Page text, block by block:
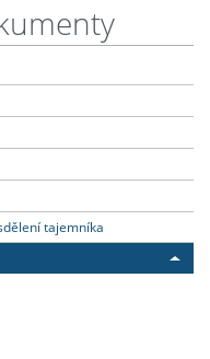
tajemníka